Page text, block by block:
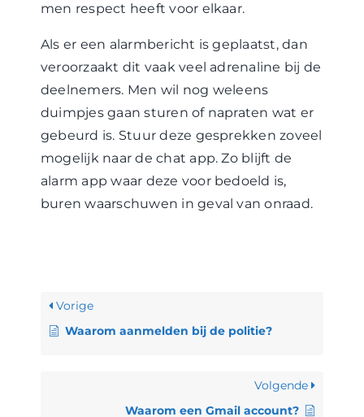
men respect heeft voor elkaar.
Als er een alarmbericht is geplaatst, dan
veroorzaakt dit vaak veel adrenaline bij de
deelnemers. Men wil nog weleens
duimpjes gaan sturen of napraten wat er
gebeurd is. Stuur deze gesprekken zoveel
mogelijk naar de chat app. Zo blijft de
alarm app waar deze voor bedoeld is,
buren waarschuwen in geval van onraad.
Vorige
Waarom aanmelden bij de politie?
Volgende
Waarom een Gmail account?